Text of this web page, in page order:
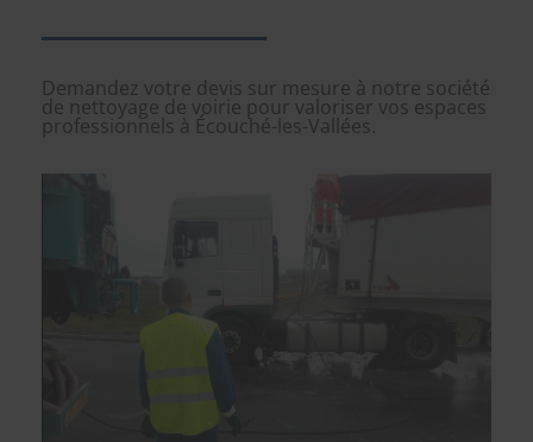
Demandez votre devis sur mesure à notre société
de nettoyage de voirie pour valoriser vos espaces
professionnels à Écouché-les-Vallées.